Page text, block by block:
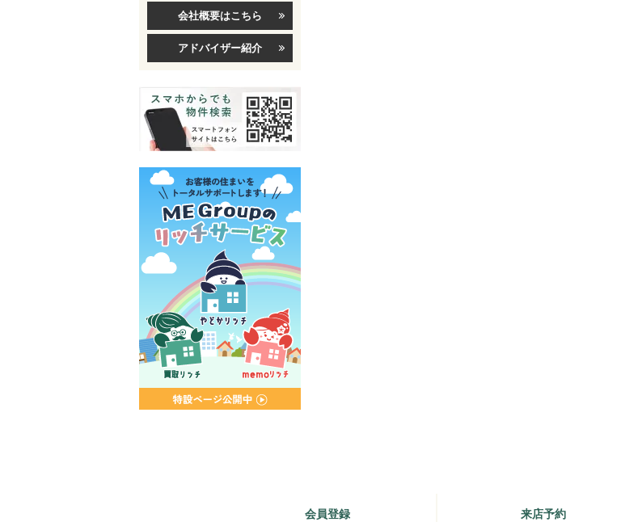
会社概要はこちら
アドバイザー紹介
会員登録 来店予約